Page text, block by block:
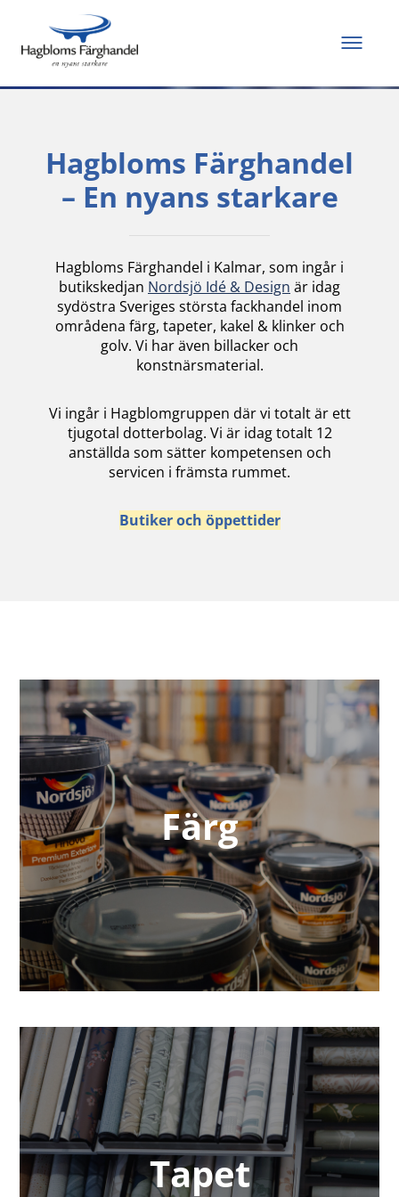
Allt du behöver för
att måla och renovera
Hagbloms Färghandel
– En nyans starkare
Hagbloms Färghandel i Kalmar, som ingår i
butikskedjan Nordsjö Idé & Design är idag
sydöstra Sveriges största fackhandel inom
områdena färg, tapeter, kakel & klinker och
golv. Vi har även billacker och
konstnärsmaterial.
Vi ingår i Hagblomgruppen där vi totalt är ett
tjugotal dotterbolag. Vi är idag totalt 12
anställda som sätter kompetensen och
servicen i främsta rummet.
Butiker och öppettider
Färg
Tapet